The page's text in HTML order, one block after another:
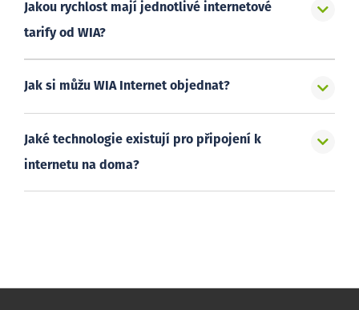
Jakou rychlost mají jednotlivé internetové
tarify od WIA?
Jak si můžu WIA Internet objednat?
Jaké technologie existují pro připojení k
internetu na doma?